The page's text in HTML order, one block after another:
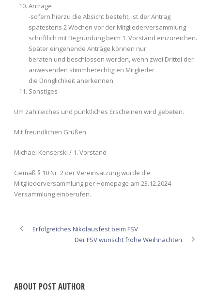
Anträge
-sofern hierzu die Absicht besteht, ist der Antrag
spätestens 2 Wochen vor der Mitgliederversammlung
schriftlich mit Begründung beim 1. Vorstand einzureichen.
Später eingehende Anträge können nur
beraten und beschlossen werden, wenn zwei Drittel der
anwesenden stimmberechtigten Mitglieder
die Dringlichkeit anerkennen
Sonstiges
Um zahlreiches und pünktliches Erscheinen wird gebeten.
Mit freundlichen Grüßen
Michael Kenserski / 1. Vorstand
Gemäß § 10 Nr. 2 der Vereinsatzung wurde die
Mitgliederversammlung per Homepage am 23.12.2024
Versammlung einberufen.
Erfolgreiches Nikolausfest beim FSV
Der FSV wünscht frohe Weihnachten
ABOUT POST AUTHOR